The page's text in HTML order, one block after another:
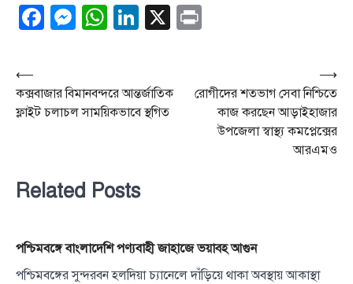
Facebook
Messenger
WhatsApp
LinkedIn
X
Post
navigation
⟵
কক্সবাজার বিমানবন্দরে আন্তর্জাতিক
ফ্লাইট চলাচল সাময়িকভাবে স্থগিত
রোগীদের শতভাগ সেবা নিশ্চিতে
কাজ করছেন আড়াইহাজার
উপজেলা স্বাস্থ্য কমপ্লেক্সের
আরএমও
⟶
Related Posts
পশ্চিমবঙ্গে বাংলাদেশি পণ্যবাহী জাহাজে ভয়াবহ আগুন
পশ্চিমবঙ্গের সুন্দরবন হলদিয়া চ্যানেলে দাঁড়িয়ে থাকা অবস্থায় আকাস্থা